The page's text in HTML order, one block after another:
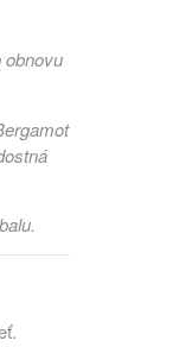
obnovu